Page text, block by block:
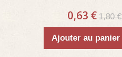
0,63 € 1,80 €
Ajouter au panier